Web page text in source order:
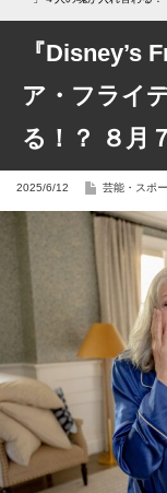
『Disney’s
ア・フライ
る！？ ８月
2025/6/12 芸能・スポ